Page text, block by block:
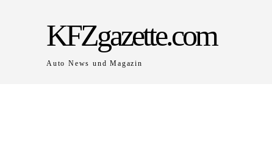
KFZgazette.com
Auto News und Magazin